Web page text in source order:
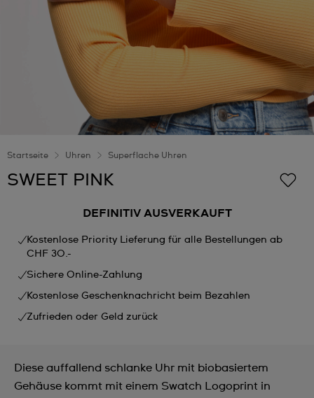
Startseite Uhren Superflache Uhren
SWEET PINK
DEFINITIV AUSVERKAUFT
Kostenlose Priority Lieferung für alle Bestellungen ab
CHF 30.-
Sichere Online-Zahlung
Kostenlose Geschenknachricht beim Bezahlen
Zufrieden oder Geld zurück
Diese auffallend schlanke Uhr mit biobasiertem
Gehäuse kommt mit einem Swatch Logoprint in